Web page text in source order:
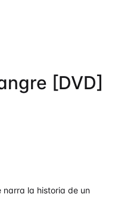
[DVD]
narra la historia de un